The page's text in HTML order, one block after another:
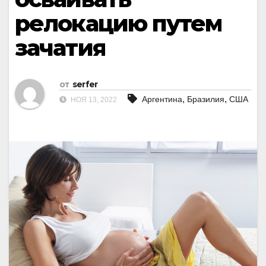
релокацию путем
зачатия
от serfer
НОЯ 13, 2022 Аргентина, Бразилия, США